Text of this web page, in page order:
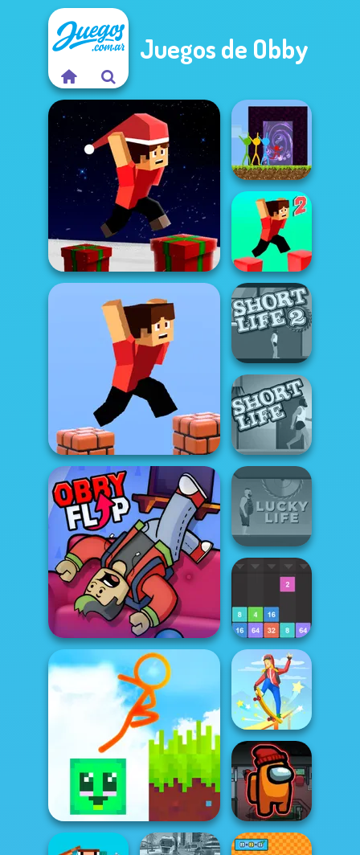
Juegos de Obby
Parkour Block Xmas
Special
Parkour Block 3D
Obby Flip
Stickman
Parkour Skyland
Parkour Block 2
Short Life 2
Short Life
Lucky Life
Drop The
Number
Skateboard
Master